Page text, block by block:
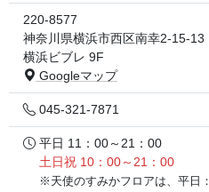
220-8577
神奈川県横浜市西区南幸2-15-13
横浜ビブレ 9F
Googleマップ
045-321-7871
平日 11：00～21：00
土日祝 10：00～21：00
※天使のすみかフロアは、平日：